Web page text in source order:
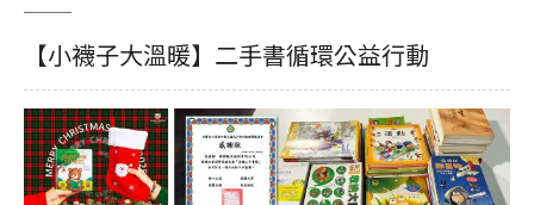
【小襪子大溫暖】二手書循環公益行動